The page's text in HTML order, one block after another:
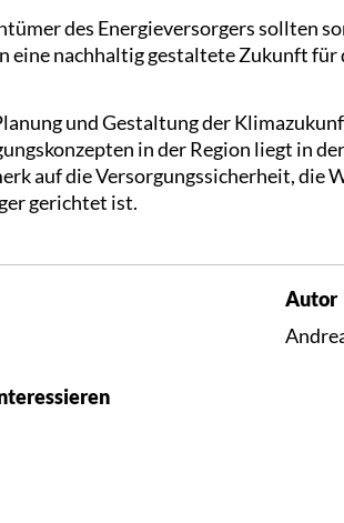
des Energieversorgers sollten
eine nachhaltig gestaltete Zukunft
und Gestaltung der
in der Region liegt in
auf die Versorgungssicherheit,
gerichtet ist.
Autor